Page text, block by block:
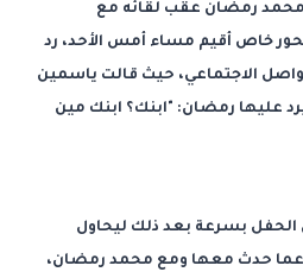
محمد رمضان عقب لقائه مع
خاص أقيم مساء أمس الأحد، رد
الاجتماعي، حيث قالت ياسمين
عليها رمضان: "ابنك؟ ابنك مين
بسرعة بعد ذلك ليحاول
عما حدث معها ومع محمد رمضان،